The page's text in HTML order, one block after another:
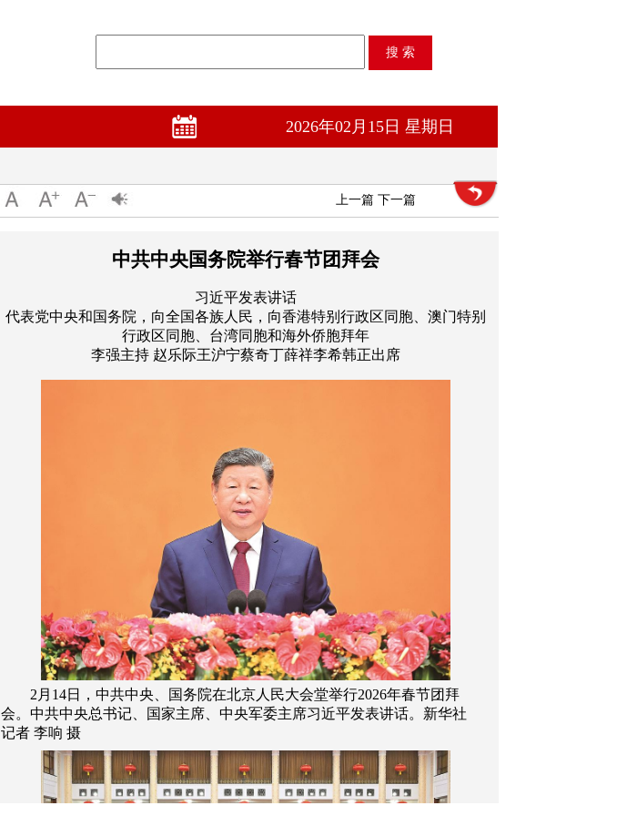
2026年02月15日 星期日
上一篇 下一篇
中共中央国务院举行春节团拜会
习近平发表讲话
代表党中央和国务院，向全国各族人民，向香港特别行政区同胞、澳门特别
行政区同胞、台湾同胞和海外侨胞拜年
李强主持 赵乐际王沪宁蔡奇丁薛祥李希韩正出席
2月14日，中共中央、国务院在北京人民大会堂举行2026年春节团拜
会。中共中央总书记、国家主席、中央军委主席习近平发表讲话。新华社
记者 李响 摄